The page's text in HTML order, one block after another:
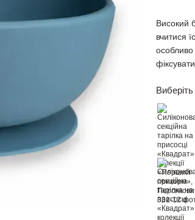
Високий
вчитися
Виберіть